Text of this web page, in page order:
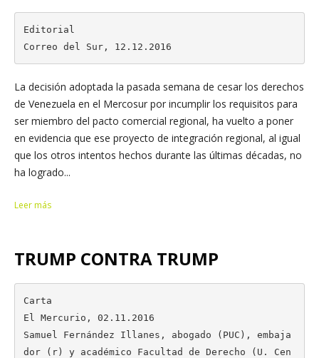
Editorial
Correo del Sur, 12.12.2016
La decisión adoptada la pasada semana de cesar los derechos
de Venezuela en el Mercosur por incumplir los requisitos para
ser miembro del pacto comercial regional, ha vuelto a poner
en evidencia que ese proyecto de integración regional, al igual
que los otros intentos hechos durante las últimas décadas, no
ha logrado...
Leer más
TRUMP CONTRA TRUMP
Carta
El Mercurio, 02.11.2016
Samuel Fernández Illanes, abogado (PUC), embaja
dor (r) y académico Facultad de Derecho (U. Cen